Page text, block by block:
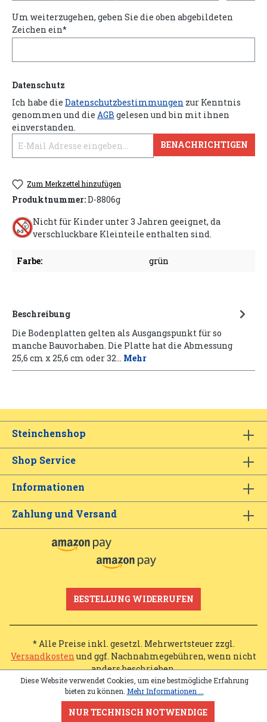
Um weiterzugehen, geben Sie die oben abgebildeten
Zeichen ein*
Datenschutz
Ich habe die Datenschutzbestimmungen zur Kenntnis
genommen und die AGB gelesen und bin mit ihnen
einverstanden.
BENACHRICHTIGEN
Zum Merkzettel hinzufügen
Produktnummer:D-8806g
Nicht für Kinder unter 3 Jahren geeignet, da
verschluckbare Kleinteile enthalten sind.
Farbe: grün
Beschreibung
Die Bodenplatten gelten als Ausgangspunkt für so
manche Bauvorhaben. Die Platte hat die Abmessung
25,6 cm x 25,6 cm oder 32… Mehr
Steinchenshop
Shop Service
Informationen
Zahlung und Versand
BESTELLUNG WIDERRUFEN
* Alle Preise inkl. gesetzl. Mehrwertsteuer zzgl.
Versandkosten und ggf. Nachnahmegebühren, wenn nicht
anders beschrieben.
Diese Website verwendet Cookies, um eine bestmögliche Erfahrung
bieten zu können. Mehr Informationen ...
NUR TECHNISCH NOTWENDIGE